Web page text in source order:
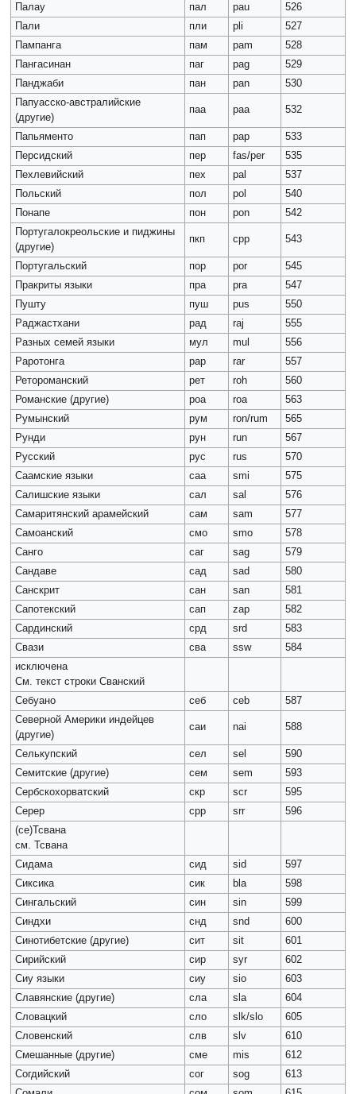
Палау пал pau
526
Пали
пли pli
527
Пампанга
пам pam
528
Пангасинан
паг pag
529
Панджаби
пан pan
530
Папуасско-австралийские
(другие)
паа paa 532
Папьяменто пап pap
533
Персидский
пер fas/per
535
Пехлевийский
пех pal
537
Польский
пол pol
540
Понапе
пон pon
542
Португалокреольские и пиджины
(другие)
пкп cpp 543
Португальский пор роr
545
Пракриты языки
пра pra
547
Пушту
пуш pus
550
Раджастхани
рад raj
555
Разных семей языки
мул mul
556
Раротонга
рар rar
557
Ретороманский
peт roh
560
Романские (другие)
роа roa
563
Румынский
рум ron/rum
565
Рунди
рун run
567
Русский
рус rus
570
Саамские языки
саа smi
575
Салишские языки
сал sal
576
Самаритянский арамейский
сам sam
577
Самоанский
смо smo
578
Санго
саг sag
579
Сандаве
сад sad
580
Санскрит
сан san
581
Сапотекский
сап zap
582
Сардинский
срд srd
583
Свази
сва ssw
584
исключена
См. текст строки Сванский
Себуано
себ ceb
587
Северной Америки индейцев
(другие)
саи nai 588
Селькупский сел sel
590
Семитские (другие)
сем sem
593
Сербскохорватский
скр scr
595
Серер
срр srr
596
(се)Тсвана
см. Тсвана
Сидама
сид sid
597
Сиксика
сик bla
598
Сингальский
син sin
599
Синдхи
снд snd
600
Синотибетские (другие)
сит sit
601
Сирийский
сир syr
602
Сиу языки
сиу sio
603
Славянские (другие)
сла sla
604
Словацкий
сло slk/slo
605
Словенский
слв slv
610
Смешанные (другие)
сме mis
612
Согдийский
сог sog
613